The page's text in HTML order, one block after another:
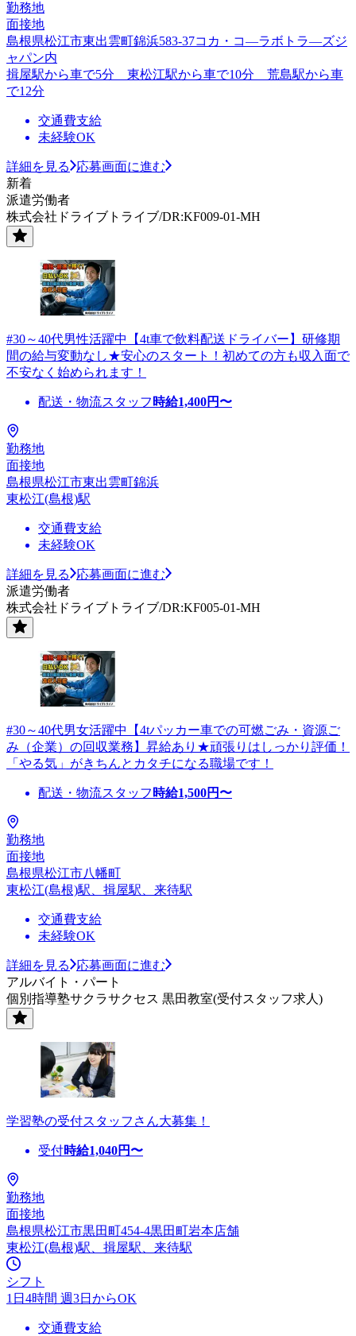
勤務地
面接地
島根県松江市東出雲町錦浜583-37コカ・コ―ラボトラ―ズジ
ャパン内
揖屋駅から車で5分 東松江駅から車で10分 荒島駅から車
で12分
交通費支給
未経験OK
詳細を見る
応募画面に進む
新着
派遣労働者
株式会社ドライブトライブ/DR:KF009-01-MH
#30～40代男性活躍中【4t車で飲料配送ドライバー】研修期
間の給与変動なし★安心のスタート！初めての方も収入面で
不安なく始められます！
配送・物流スタッフ 時給1,400円〜
勤務地
面接地
島根県松江市東出雲町錦浜
東松江(島根)駅
交通費支給
未経験OK
詳細を見る
応募画面に進む
派遣労働者
株式会社ドライブトライブ/DR:KF005-01-MH
#30～40代男女活躍中【4tパッカー車での可燃ごみ・資源ご
み（企業）の回収業務】昇給あり★頑張りはしっかり評価！
「やる気」がきちんとカタチになる職場です！
配送・物流スタッフ 時給1,500円〜
勤務地
面接地
島根県松江市八幡町
東松江(島根)駅、揖屋駅、来待駅
交通費支給
未経験OK
詳細を見る
応募画面に進む
アルバイト・パート
個別指導塾サクラサクセス 黒田教室(受付スタッフ求人)
学習塾の受付スタッフさん大募集！
受付時給1,040円〜
勤務地
面接地
島根県松江市黒田町454-4黒田町岩本店舗
東松江(島根)駅、揖屋駅、来待駅
シフト
1日4時間 週3日からOK
交通費支給